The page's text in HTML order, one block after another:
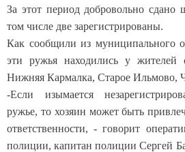
За этот период добровольно сдано
том числе две зарегистрированы.
Как сообщили из муниципального
эти ружья находились у жителей
Нижняя Кармалка, Старое Ильмово,
-Если изымается
ружье, то хозяин может быть
ответственности, - говорит
полиции, капитан полиции Сергей